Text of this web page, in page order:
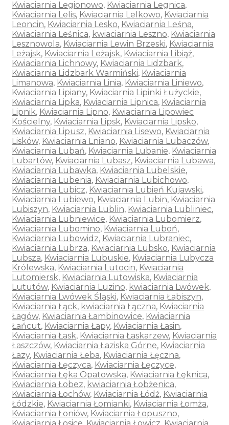
Kwiaciarnia Legionowo, Kwiaciarnia Legnica,
Kwiaciarnia Lelis, Kwiaciarnia Lelkowo, Kwiaciarnia
Leoncin, Kwiaciarnia Lesko, Kwiaciarnia Leśna,
Kwiaciarnia Leśnica, kwiaciarnia Leszno, Kwiaciarnia
Lesznowola, Kwiaciarnia Lewin Brzeski, Kwiaciarnia
Leżajsk, Kwiaciarnia Leżajsk, Kwiaciarnia Libiąż,
Kwiaciarnia Lichnowy, Kwiaciarnia Lidzbark,
Kwiaciarnia Lidzbark Warmiński, Kwiaciarnia
Limanowa, Kwiaciarnia Linia, Kwiaciarnia Liniewo,
Kwiaciarnia Lipiany, Kwiaciarnia Lipinki Łużyckie,
Kwiaciarnia Lipka, Kwiaciarnia Lipnica, Kwiaciarnia
Lipnik, Kwiaciarnia Lipno, Kwiaciarnia Lipowiec
Kościelny, Kwiaciarnia Lipsk, Kwiaciarnia Lipsko,
Kwiaciarnia Lipusz, Kwiaciarnia Lisewo, Kwiaciarnia
Lisków, Kwiaciarnia Lniano, Kwiaciarnia Lubaczów,
Kwiaciarnia Lubań, Kwiaciarnia Lubanie, Kwiaciarnia
Lubartów, Kwiaciarnia Lubasz, Kwiaciarnia Lubawa,
Kwiaciarnia Lubawka, Kwiaciarnia Lubelskie,
Kwiaciarnia Lubenia, Kwiaciarnia Lubichowo,
Kwiaciarnia Lubicz, Kwiaciarnia Lubień Kujawski,
Kwiaciarnia Lubiewo, Kwiaciarnia Lubin, Kwiaciarnia
Lubiszyn, Kwiaciarnia Lublin, Kwiaciarnia Lubliniec,
Kwiaciarnia Lubniewice, Kwiaciarnia Lubomierz,
Kwiaciarnia Lubomino, Kwiaciarnia Luboń,
Kwiaciarnia Lubowidz, Kwiaciarnia Lubraniec,
Kwiaciarnia Lubrza, Kwiaciarnia Lubsko, Kwiaciarnia
Lubsza, Kwiaciarnia Lubuskie, Kwiaciarnia Lubycza
Królewska, Kwiaciarnia Lutocin, Kwiaciarnia
Lutomiersk, Kwiaciarnia Lutowiska, Kwiaciarnia
Lututów, Kwiaciarnia Luzino, kwiaciarnia Lwówek,
Kwiaciarnia Lwówek Śląski, Kwiaciarnia Łabiszyn,
Kwiaciarnia Łąck, kwiaciarnia Łączna, Kwiaciarnia
Łagów, Kwiaciarnia Łambinowice, Kwiaciarnia
Łańcut, Kwiaciarnia Łapy, Kwiaciarnia Łasin,
Kwiaciarnia Łask, Kwiaciarnia Łaskarzew, Kwiaciarnia
Łaszczów, Kwiaciarnia Łaziska Górne, Kwiaciarnia
Łazy, Kwiaciarnia Łeba, Kwiaciarnia Łęczna,
Kwiaciarnia Łęczyca, Kwiaciarnia Łęczyce,
Kwiaciarnia Łęka Opatowska, Kwiaciarnia Łęknica,
Kwiaciarnia Łobez, kwiaciarnia Łobżenica,
Kwiaciarnia Łochów, Kwiaciarnia Łódź, Kwiaciarnia
Łódzkie, Kwiaciarnia Łomianki, Kwiaciarnia Łomża,
Kwiaciarnia Łoniów, Kwiaciarnia Łopuszno,